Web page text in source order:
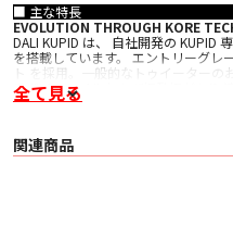
■ 主な特長
EVOLUTION THROUGH KORE
DALI KUPID は、 自社開発の KUPID
を搭載しています。 エントリーグレ
ト を採用。一般的なトゥイーターの
でボイスコイルおよび振動板がより
り、 OBERON 1 を凌ぐトランジェン
形） としています。 一般的にスフェ
全て見る
関連商品